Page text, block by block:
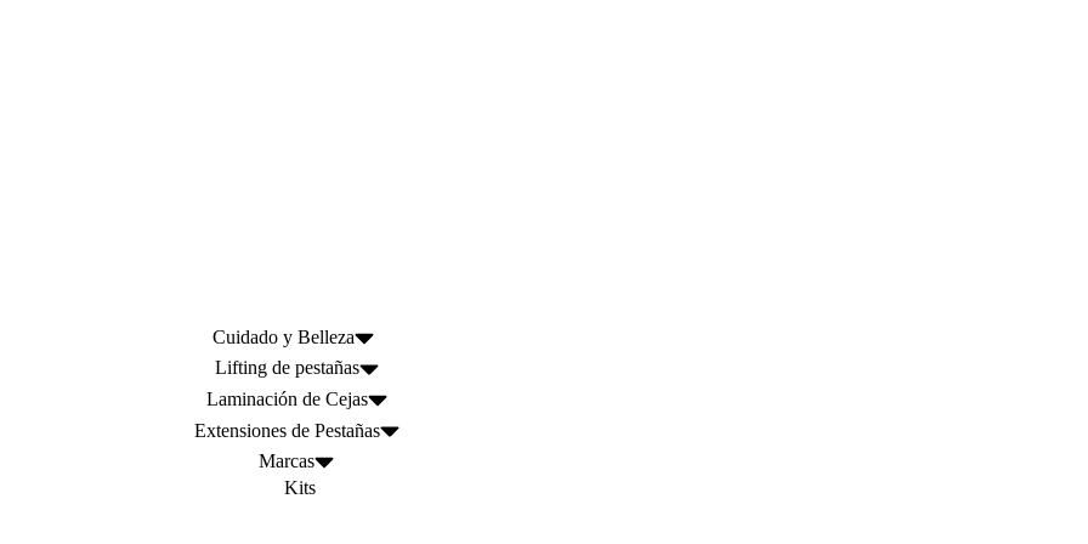
Cuidado y Belleza
Lifting de pestañas
Laminación de Cejas
Extensiones de Pestañas
Marcas
Kits